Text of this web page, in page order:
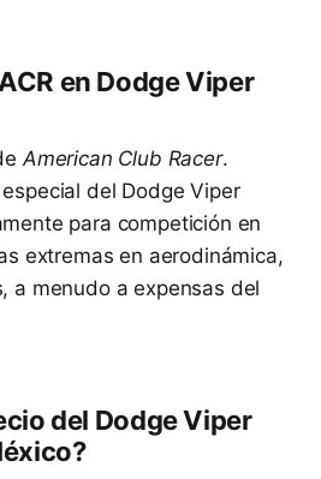
en Dodge Viper
American Club Racer.
del Dodge Viper
para competición en
extremas en aerodinámica,
a menudo a expensas del
del Dodge Viper